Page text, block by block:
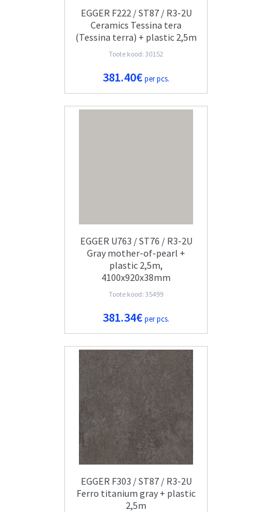
EGGER F222 / ST87 / R3-2U
Ceramics Tessina tera
(Tessina terra) + plastic 2,5m
Toote kood: 30152
381.40€per pcs.
EGGER U763 / ST76 / R3-2U
Gray mother-of-pearl +
plastic 2,5m,
4100x920x38mm
Toote kood: 35499
381.34€per pcs.
EGGER F303 / ST87 / R3-2U
Ferro titanium gray + plastic
2,5m